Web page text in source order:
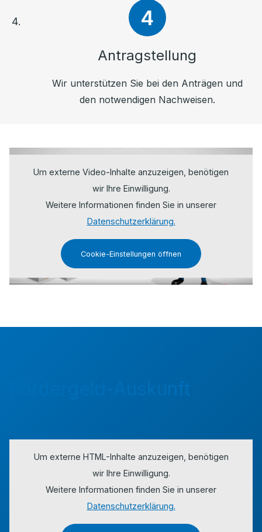
Antragstellung
Wir unterstützen Sie bei den Anträgen und
den notwendigen Nachweisen.
Um externe Video-Inhalte anzuzeigen, benötigen
wir Ihre Einwilligung.
Weitere Informationen finden Sie in unserer
Datenschutzerklärung.
Cookie-Einstellungen öffnen
Um externe HTML-Inhalte anzuzeigen, benötigen
wir Ihre Einwilligung.
Weitere Informationen finden Sie in unserer
Datenschutzerklärung.